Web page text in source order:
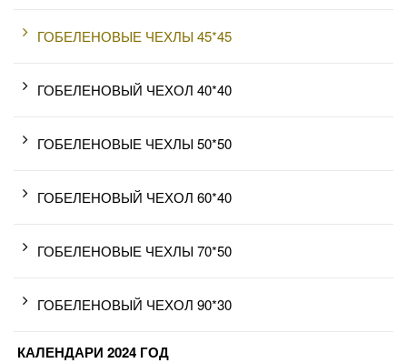
ГОБЕЛЕНОВЫЕ ЧЕХЛЫ 45*45
ГОБЕЛЕНОВЫЙ ЧЕХОЛ 40*40
ГОБЕЛЕНОВЫЕ ЧЕХЛЫ 50*50
ГОБЕЛЕНОВЫЙ ЧЕХОЛ 60*40
ГОБЕЛЕНОВЫЕ ЧЕХЛЫ 70*50
ГОБЕЛЕНОВЫЙ ЧЕХОЛ 90*30
КАЛЕНДАРИ 2024 ГОД